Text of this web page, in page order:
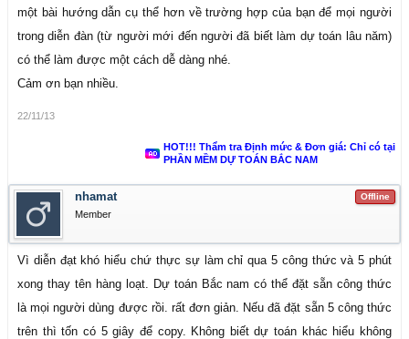
một bài hướng dẫn cụ thể hơn về trường hợp của bạn để mọi người
trong diễn đàn (từ người mới đến người đã biết làm dự toán lâu năm)
có thể làm được một cách dễ dàng nhé.
Cảm ơn bạn nhiều.
22/11/13
HOT!!! Thẩm tra Định mức & Đơn giá: Chỉ có tại
PHẦN MỀM DỰ TOÁN BẮC NAM
Offline
nhamat
Member
Vì diễn đạt khó hiểu chứ thực sự làm chỉ qua 5 công thức và 5 phút
xong thay tên hàng loạt. Dự toán Bắc nam có thể đặt sẵn công thức
là mọi người dùng được rồi. rất đơn giản. Nếu đã đặt sẵn 5 công thức
trên thì tốn có 5 giây để copy. Không biết dự toán khác hiểu không